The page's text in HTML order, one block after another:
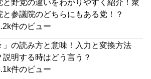
と野党の違いをわかりやすく紹介！衆
と参議院のどちらにもある党！？
件のビュー
」の読み方と意味！入力と変換方法
説明する時はどう言う？
件のビュー